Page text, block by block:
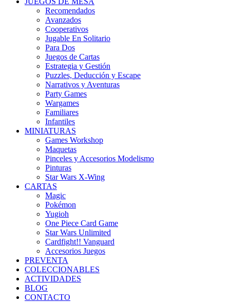
Recomendados
Avanzados
Cooperativos
Jugable En Solitario
Para Dos
Juegos de Cartas
Estrategia y Gestión
Puzzles, Deducción y Escape
Narrativos y Aventuras
Party Games
Wargames
Familiares
Infantiles
MINIATURAS
Games Workshop
Maquetas
Pinceles y Accesorios Modelismo
Pinturas
Star Wars X-Wing
CARTAS
Magic
Pokémon
Yugioh
One Piece Card Game
Star Wars Unlimited
Cardfight!! Vanguard
Accesorios Juegos
PREVENTA
COLECCIONABLES
ACTIVIDADES
BLOG
CONTACTO